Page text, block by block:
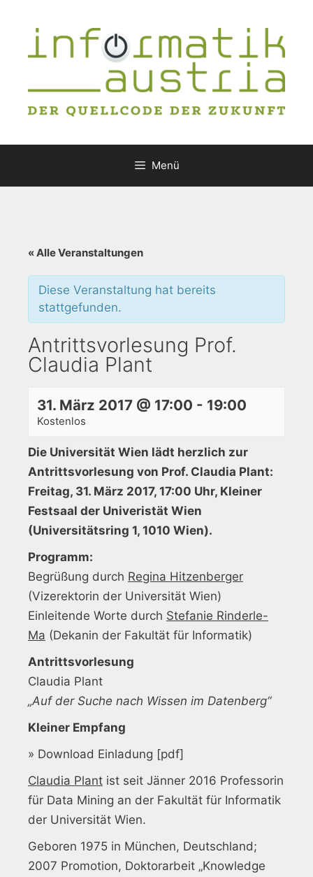
Menü
« Alle Veranstaltungen
Diese Veranstaltung hat bereits
stattgefunden.
Antrittsvorlesung Prof.
Claudia Plant
31. März 2017 @ 17:00 - 19:00
Kostenlos
Die Universität Wien lädt herzlich zur
Antrittsvorlesung von Prof. Claudia Plant:
Freitag, 31. März 2017, 17:00 Uhr, Kleiner
Festsaal der Univeristät Wien
(Universitätsring 1, 1010 Wien).
Programm:
Begrüßung durch Regina Hitzenberger
(Vizerektorin der Universität Wien)
Einleitende Worte durch Stefanie Rinderle-
Ma (Dekanin der Fakultät für Informatik)
Antrittsvorlesung
Claudia Plant
„Auf der Suche nach Wissen im Datenberg“
Kleiner Empfang
» Download Einladung [pdf]
Claudia Plant ist seit Jänner 2016 Professorin
für Data Mining an der Fakultät für Informatik
der Universität Wien.
Geboren 1975 in München, Deutschland;
2007 Promotion, Doktorarbeit „Knowledge